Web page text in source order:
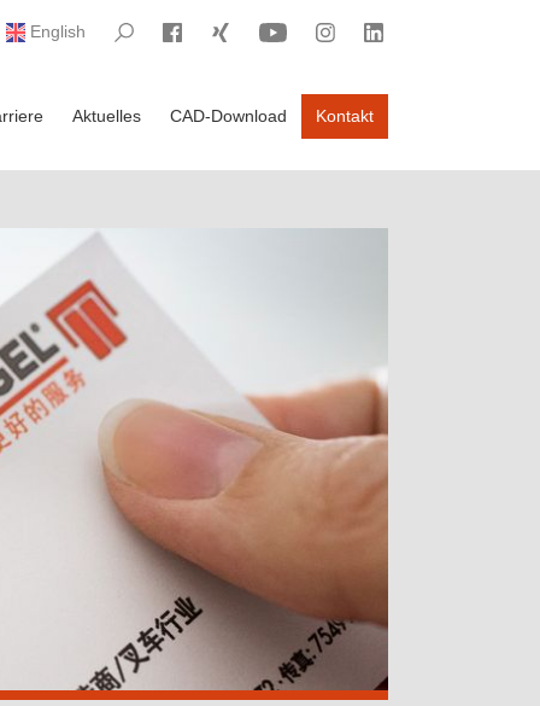
English Visit SearchVisit Facebook
Visit XingVisit YouTubeVisit Instagram
Visit LinkedIn
Aktuelles CAD-Download Kontakt